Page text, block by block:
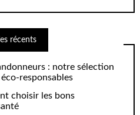
récents
: notre sélection
responsables
choisir les bons